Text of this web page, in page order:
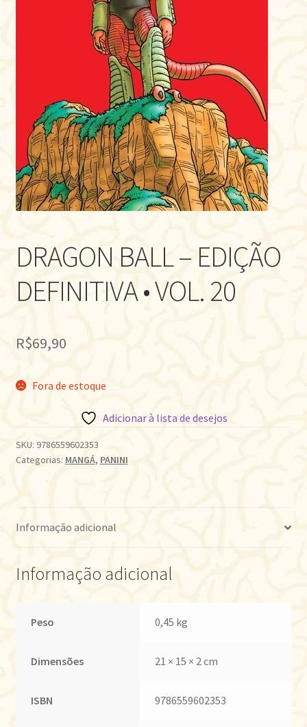
DRAGON BALL – EDIÇÃO
DEFINITIVA • VOL. 20
R$69,90
Fora de estoque
Adicionar à lista de desejos
SKU: 9786559602353
Categorias: MANGÁ, PANINI
Informação adicional
Informação adicional
Peso 0,45 kg
Dimensões 21 × 15 × 2 cm
ISBN 9786559602353